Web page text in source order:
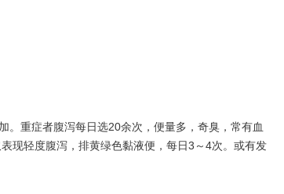
重症者腹泻每日选20余次，便量多，奇臭，常有血
现轻度腹泻，排黄绿色黏液便，每日3～4次。或有发